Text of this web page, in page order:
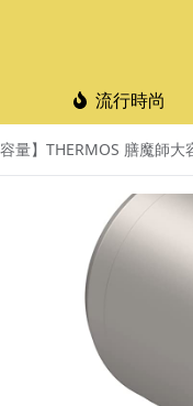
流行時尚
容量】THERMOS 膳魔師